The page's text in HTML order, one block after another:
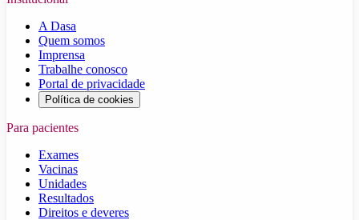
A Dasa
Quem somos
Imprensa
Trabalhe conosco
Portal de privacidade
Política de cookies
Para pacientes
Exames
Vacinas
Unidades
Resultados
Direitos e deveres